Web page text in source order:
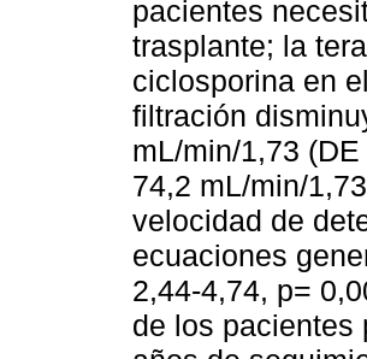
pacientes
trasplante; la
ciclosporina en
filtración
mL/min/1,73
74,2 mL/min/
velocidad de
ecuaciones
2,44-4,74, p=
de los pacientes